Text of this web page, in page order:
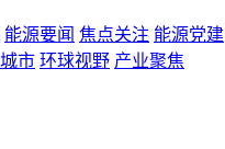
能源要闻 焦点关注 能源党建
市 环球视野 产业聚焦